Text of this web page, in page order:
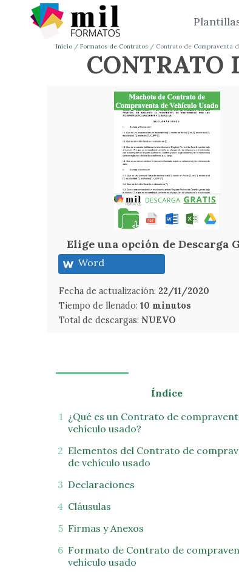
Inicio Formatos de Contratos Contrato de Compraventa
CONTRATO
Elige una opción de Descarga
Word
Fecha de actualización: 22/11/2020
Tiempo de llenado: 10 minutos
Total de descargas: NUEVO
Índice
¿Qué es un Contrato de
vehículo usado?
Elementos del Contrato de
de vehículo usado
Declaraciones
Cláusulas
Firmas y Anexos
Formato de Contrato de
vehículo usado